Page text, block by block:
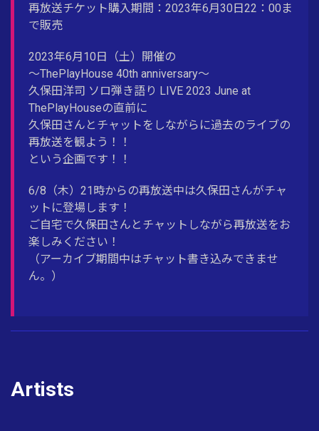
再放送チケット購入期間：2023年6月30日22：00ま
で販売
2023年6月10日（土）開催の
～ThePlayHouse 40th anniversary～
久保田洋司 ソロ弾き語り LIVE 2023 June at
ThePlayHouseの直前に
久保田さんとチャットをしながらに過去のライブの
再放送を観よう！！
という企画です！！
6/8（木）21時からの再放送中は久保田さんがチャ
ットに登場します！
ご自宅で久保田さんとチャットしながら再放送をお
楽しみください！
（アーカイブ期間中はチャット書き込みできませ
ん。）
Artists